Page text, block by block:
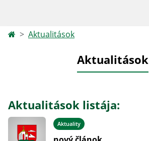
Aktualitások
Aktualitások
Aktualitások listája:
Aktuality